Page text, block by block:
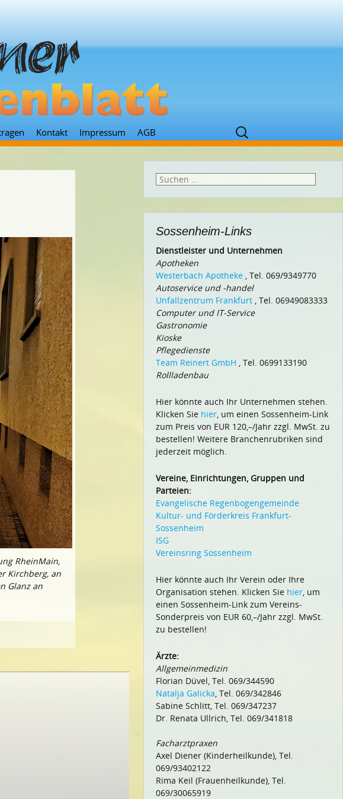
Kontakt Impressum AGB
Suchen
nach:
RheinMain,
Kirchberg, an
Glanz an
Suchen
Sossenheim-Links
Dienstleister und Unternehmen
Apotheken
Westerbach Apotheke , Tel. 069/9349770
Autoservice und -handel
Unfallzentrum Frankfurt , Tel. 06949083333
Computer und IT-Service
Gastronomie
Kioske
Pflegedienste
Team Reinert GmbH , Tel. 0699133190
Rollladenbau
Hier könnte auch Ihr Unternehmen stehen.
Klicken Sie hier, um einen Sossenheim-Link
zum Preis von EUR 120,–/Jahr zzgl. MwSt. zu
bestellen! Weitere Branchenrubriken sind
jederzeit möglich.
Vereine, Einrichtungen, Gruppen und
Parteien:
Evangelische Regenbogengemeinde
Kultur- und Förderkreis Frankfurt-
Sossenheim
ISG
Vereinsring Sossenheim
Hier könnte auch Ihr Verein oder Ihre
Organisation stehen. Klicken Sie hier, um
einen Sossenheim-Link zum Vereins-
Sonderpreis von EUR 60,–/Jahr zzgl. MwSt.
zu bestellen!
Ärzte:
Allgemeinmedizin
Florian Düvel, Tel. 069/344590
Natalja Galicka, Tel. 069/342846
Sabine Schlitt, Tel. 069/347237
Dr. Renata Ullrich, Tel. 069/341818
Facharztpraxen
Axel Diener (Kinderheilkunde), Tel.
069/93402122
Rima Keil (Frauenheilkunde), Tel.
069/30065919